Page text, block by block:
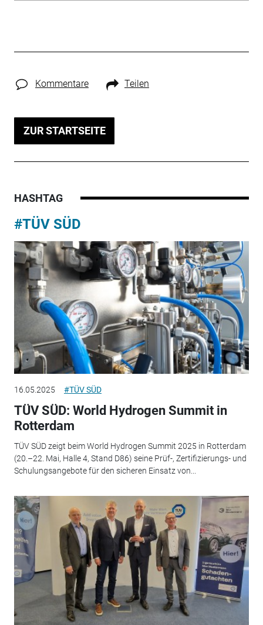
Kommentare Teilen
ZUR STARTSEITE
HASHTAG
#TÜV SÜD
16.05.2025 #TÜV SÜD
TÜV SÜD: World Hydrogen Summit in
Rotterdam
TÜV SÜD zeigt beim World Hydrogen Summit 2025 in Rotterdam
(20.–22. Mai, Halle 4, Stand D86) seine Prüf-, Zertifizierungs- und
Schulungsangebote für den sicheren Einsatz von...